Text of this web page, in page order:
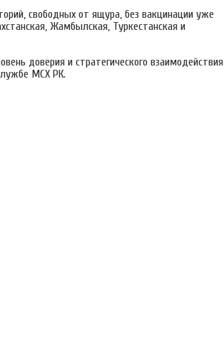
свободных от ящура, без вакцинации уже
Жамбылская, Туркестанская и
доверия и стратегического взаимодействия
МСХ РК.